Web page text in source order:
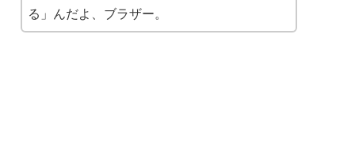
る」んだよ、ブラザー。